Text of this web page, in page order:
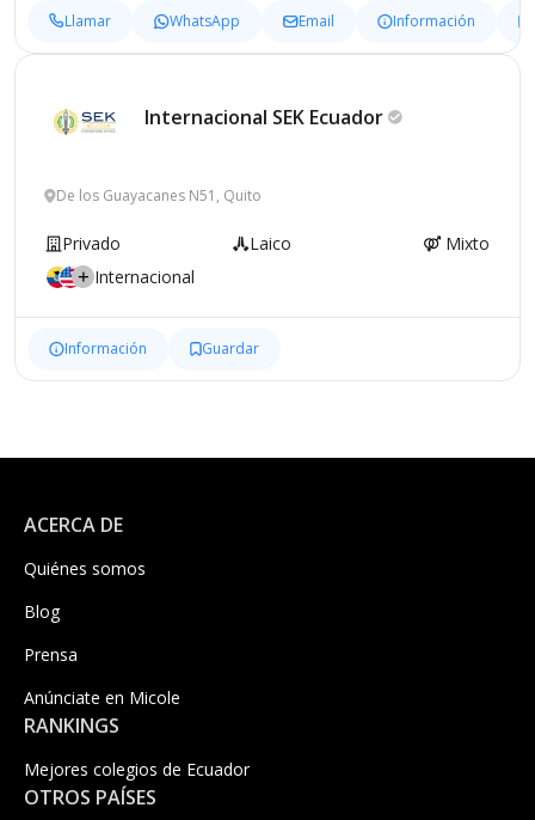
Llamar WhatsApp Email Información
Internacional SEK Ecuador
De los Guayacanes N51, Quito
Privado Laico
Mixto
Internacional
Información Guardar
ACERCA DE
Quiénes somos
Blog
Prensa
Anúnciate en Micole
RANKINGS
Mejores colegios de Ecuador
OTROS PAÍSES